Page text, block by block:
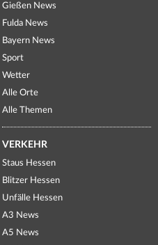
Gießen News
Fulda News
Bayern News
Sport
Wetter
Alle Orte
Alle Themen
VERKEHR
Staus Hessen
Blitzer Hessen
Unfälle Hessen
A3 News
A5 News